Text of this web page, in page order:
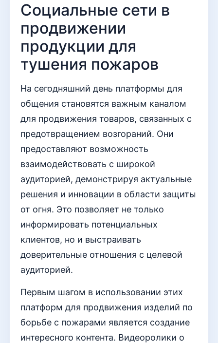
Социальные сети в
продвижении
продукции для
тушения пожаров
На сегодняшний день платформы для
общения становятся важным каналом
для продвижения товаров, связанных с
предотвращением возгораний. Они
предоставляют возможность
взаимодействовать с широкой
аудиторией, демонстрируя актуальные
решения и инновации в области защиты
от огня. Это позволяет не только
информировать потенциальных
клиентов, но и выстраивать
доверительные отношения с целевой
аудиторией.
Первым шагом в использовании этих
платформ для продвижения изделий по
борьбе с пожарами является создание
интересного контента. Видеоролики о